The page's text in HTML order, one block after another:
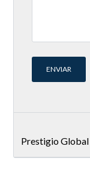
Prestigio